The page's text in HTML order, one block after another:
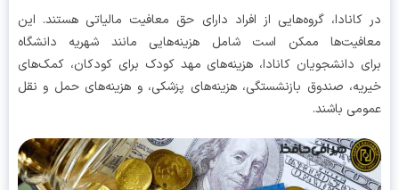
گروه‌هایی از افراد دارای حق معافیت مالیاتی هستند. این
ممکن است شامل هزینه‌هایی مانند شهریه دانشگاه
دانشجویان کانادا، هزینه‌های مهد کودک برای کودکان، کمک‌های
صندوق بازنشستگی، هزینه‌های پزشکی، و هزینه‌های حمل و نقل
باشند.